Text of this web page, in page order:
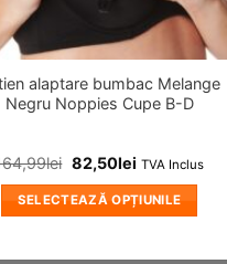
alaptare bumbac Melange
Negru Noppies Cupe B-D
lei 82,50lei TVA Inclus
SELECTEAZĂ OPȚIUNILE